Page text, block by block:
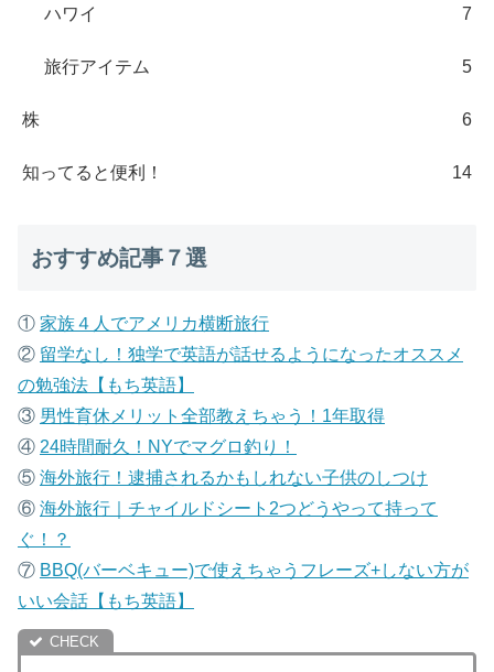
ハワイ 7
旅行アイテム 5
株 6
知ってると便利！ 14
おすすめ記事７選
① 家族４人でアメリカ横断旅行
② 留学なし！独学で英語が話せるようになったオススメ
の勉強法【もち英語】
③ 男性育休メリット全部教えちゃう！1年取得
④ 24時間耐久！NYでマグロ釣り！
⑤ 海外旅行！逮捕されるかもしれない子供のしつけ
⑥ 海外旅行｜チャイルドシート2つどうやって持って
ぐ！？
⑦ BBQ(バーベキュー)で使えちゃうフレーズ+しない方が
いい会話【もち英語】